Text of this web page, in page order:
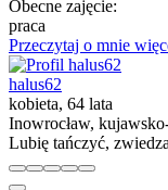
Obecne zajęcie:
praca
Przeczytaj o mnie
halus62
kobieta, 64 lata
Inowrocław,
Lubię tańczyć,